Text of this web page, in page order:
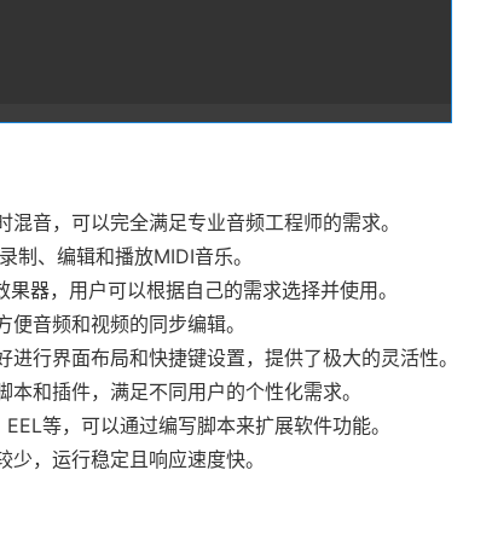
音，可以完全满足专业音频工程师的需求。
制、编辑和播放MIDI音乐。
器，用户可以根据自己的需求选择并使用。
音频和视频的同步编辑。
行界面布局和快捷键设置，提供了极大的灵活性。
和插件，满足不同用户的个性化需求。
等，可以通过编写脚本来扩展软件功能。
，运行稳定且响应速度快。